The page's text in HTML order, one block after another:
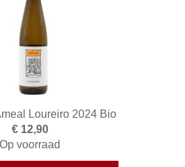
Loureiro 2024 Bio
€ 12,90
Op voorraad